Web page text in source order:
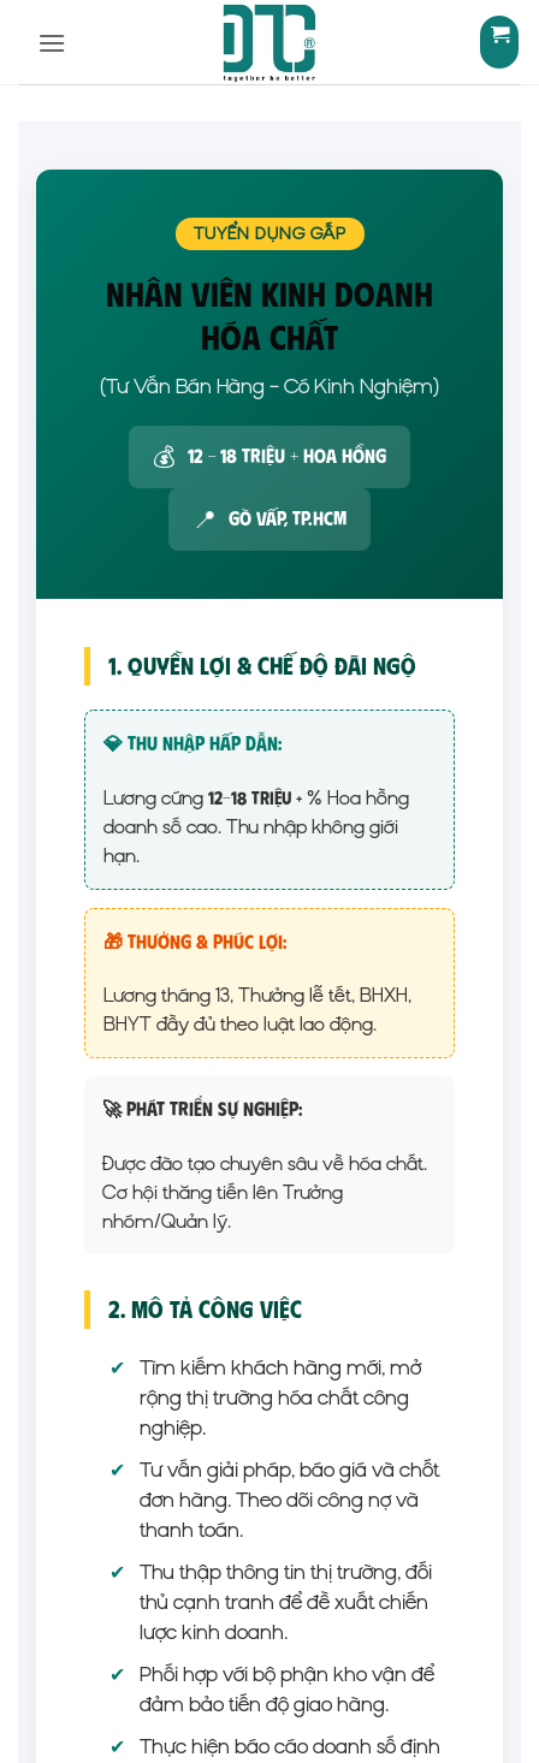
TUYỂN DỤNG GẤP
NHÂN VIÊN KINH DOANH
HÓA CHẤT
(Tư Vấn Bán Hàng – Có Kinh Nghiệm)
💰 12 – 18 Triệu + Hoa Hồng
📍 Gò Vấp, TP.HCM
1. Quyền Lợi & Chế Độ Đãi Ngộ
💎 Thu nhập hấp dẫn:
Lương cứng 12-18 triệu + % Hoa hồng
doanh số cao. Thu nhập không giới
hạn.
🎁 Thưởng & Phúc lợi:
Lương tháng 13, Thưởng lễ tết, BHXH,
BHYT đầy đủ theo luật lao động.
🚀 Phát triển sự nghiệp:
Được đào tạo chuyên sâu về hóa chất.
Cơ hội thăng tiến lên Trưởng
nhóm/Quản lý.
2. Mô Tả Công Việc
✔
Tìm kiếm khách hàng mới, mở
rộng thị trường hóa chất công
nghiệp.
✔
Tư vấn giải pháp, báo giá và chốt
đơn hàng. Theo dõi công nợ và
thanh toán.
✔
Thu thập thông tin thị trường, đối
thủ cạnh tranh để đề xuất chiến
lược kinh doanh.
✔
Phối hợp với bộ phận kho vận để
đảm bảo tiến độ giao hàng.
✔
Thực hiện báo cáo doanh số định